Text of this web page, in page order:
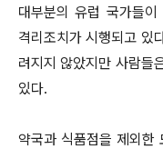
대부분의 유럽 국가들
격리조치가 시행되고 있
려지지 않았지만 사람들
있다.
약국과 식품점을 제외한